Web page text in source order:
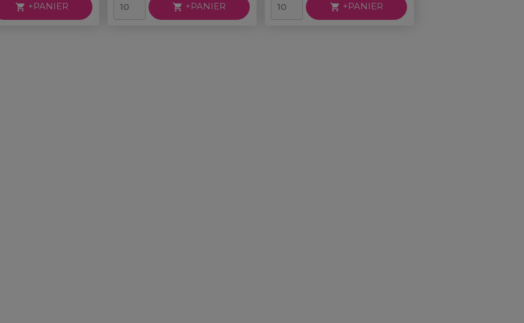
 +PANIER  +PANIER  +PANIER